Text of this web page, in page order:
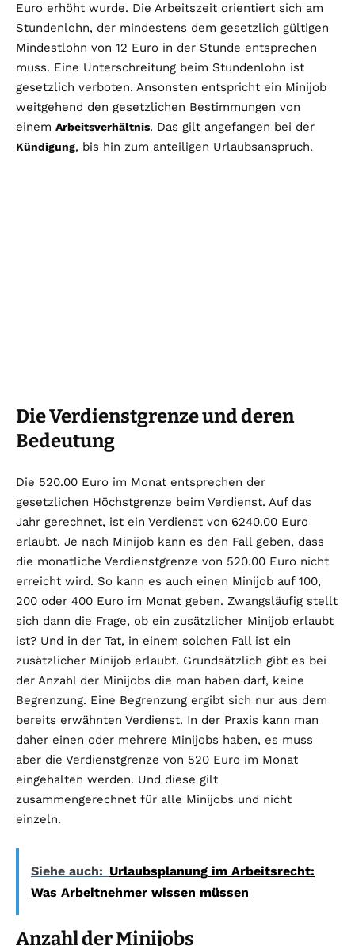
Euro erhöht wurde. Die Arbeitszeit orientiert sich am
Stundenlohn, der mindestens dem gesetzlich gültigen
Mindestlohn von 12 Euro in der Stunde entsprechen
muss. Eine Unterschreitung beim Stundenlohn ist
gesetzlich verboten. Ansonsten entspricht ein Minijob
weitgehend den gesetzlichen Bestimmungen von
einem Arbeitsverhältnis. Das gilt angefangen bei der
Kündigung, bis hin zum anteiligen Urlaubsanspruch.
Die Verdienstgrenze und deren
Bedeutung
Die 520.00 Euro im Monat entsprechen der
gesetzlichen Höchstgrenze beim Verdienst. Auf das
Jahr gerechnet, ist ein Verdienst von 6240.00 Euro
erlaubt. Je nach Minijob kann es den Fall geben, dass
die monatliche Verdienstgrenze von 520.00 Euro nicht
erreicht wird. So kann es auch einen Minijob auf 100,
200 oder 400 Euro im Monat geben. Zwangsläufig stellt
sich dann die Frage, ob ein zusätzlicher Minijob erlaubt
ist? Und in der Tat, in einem solchen Fall ist ein
zusätzlicher Minijob erlaubt. Grundsätzlich gibt es bei
der Anzahl der Minijobs die man haben darf, keine
Begrenzung. Eine Begrenzung ergibt sich nur aus dem
bereits erwähnten Verdienst. In der Praxis kann man
daher einen oder mehrere Minijobs haben, es muss
aber die Verdienstgrenze von 520 Euro im Monat
eingehalten werden. Und diese gilt
zusammengerechnet für alle Minijobs und nicht
einzeln.
Siehe auch: Urlaubsplanung im Arbeitsrecht:
Was Arbeitnehmer wissen müssen
Anzahl der Minijobs